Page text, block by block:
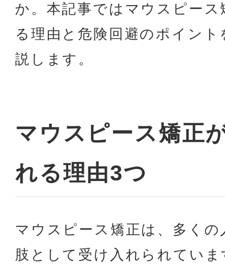
か。本記事ではマウスピー
る理由と危険回避のポイン
説します。
マウスピース矯正
れる理由3つ
マウスピース矯正は、多く
肢として受け入れられてい